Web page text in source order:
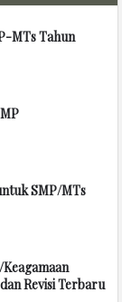
MTs Tahun
SMP/MTs
Revisi Terbaru